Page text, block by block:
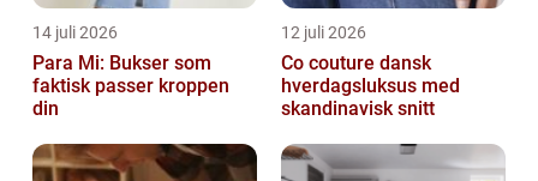
14 juli 2026
Para Mi: Bukser som
faktisk passer kroppen
din
12 juli 2026
Co couture dansk
hverdagsluksus med
skandinavisk snitt